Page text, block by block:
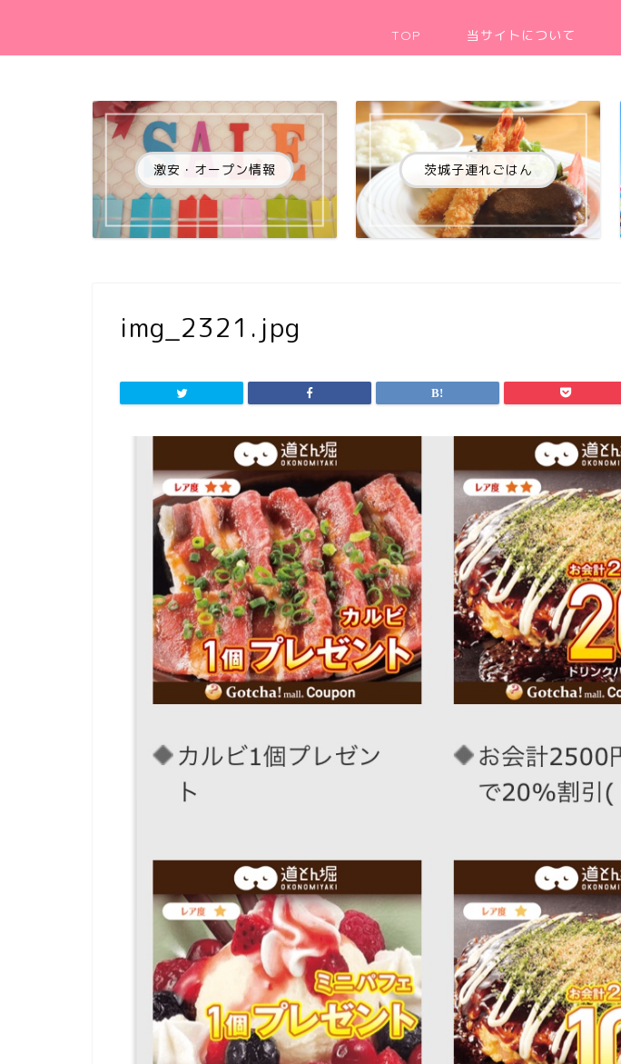
TOP 当サイトについて
激安・オープン情報 茨城子連れごはん
img_2321.jpg